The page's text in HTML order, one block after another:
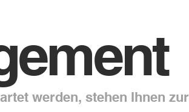
werden, stehen Ihnen zur